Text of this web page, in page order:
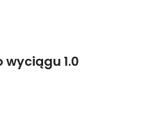
1.0